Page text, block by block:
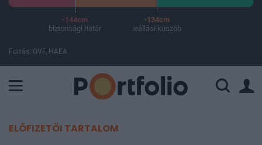
-144cm
biztonsági határ
-134cm
leállási küszöb
Forrás: OVF, HAEA
ELŐFIZETŐI TARTALOM